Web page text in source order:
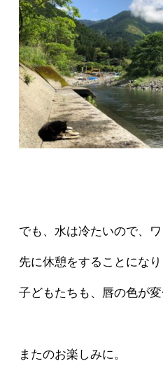
でも、水は冷たいので、
先に休憩をすることになり
子どもたちも、唇の色が変
またのお楽しみに。